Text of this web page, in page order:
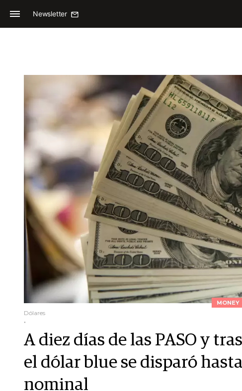
Newsletter
MONEY
Dólares
.
A diez días de las PASO y
el dólar blue se disparó
nominal